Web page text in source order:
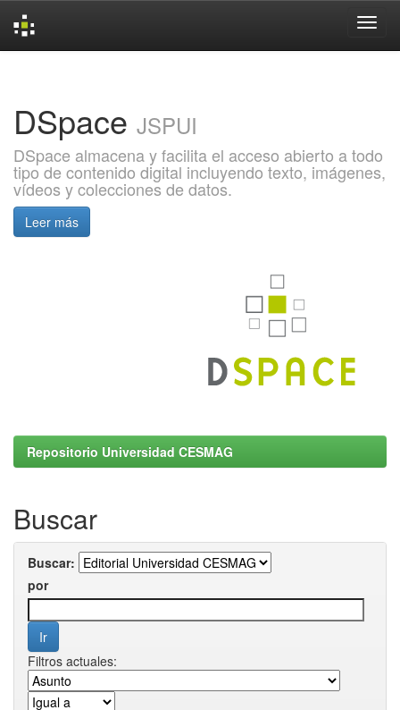
DSpace JSPUI
DSpace almacena y facilita el acceso abierto a todo
tipo de contenido digital incluyendo texto, imágenes,
vídeos y colecciones de datos.
Leer más
Repositorio Universidad CESMAG
Buscar
Buscar:
por
Filtros actuales: